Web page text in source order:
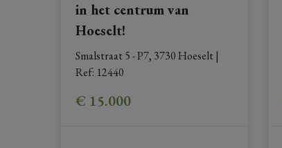
in het centrum van
Hoeselt!
Smalstraat 5 - P7, 3730 Hoeselt |
Ref: 12440
€ 15.000